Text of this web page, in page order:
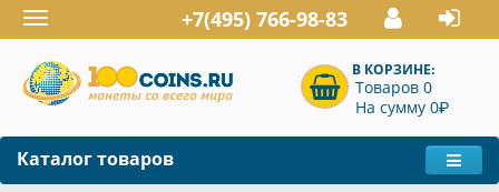
Toggle
navigation
+7(495) 766-98-83
В КОРЗИНЕ:
Товаров 0
На сумму 0P
Каталог товаров